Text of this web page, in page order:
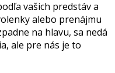
vašich predstáv a
alebo prenájmu
na hlavu, sa nedá
ale pre nás je to